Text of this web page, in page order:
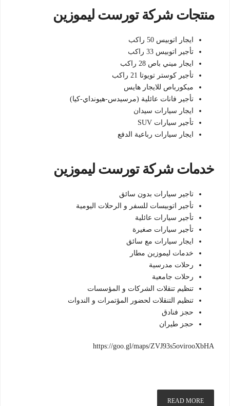
منتجات شركة تورست ليموزين
ايجار اتوبيس 50 راكب
تأجير اتوبيس 33 راكب
ايجار ميني باص 28 راكب
تأجير كوستر تويوتا 21 راكب
ميكورباص للايجار هايس
تأجير فانات عائلية (مرسيدس-هيونداي-كيا)
ايجار سيارات سيدان
تأجير سيارات SUV
ايجار سيارات رباعية الدفع
خدمات شركة تورست ليموزين
تاجير سيارات بدون سائق
تأجير اتوبيسات للسفر و الرحلات اليومية
تأجير سيارات عائلية
تأجير سيارات صغيرة
ايجار سيارات مع سائق
خدمات ليموزين مطار
رحلات مدرسية
رحلات جامعية
تنظيم تنقلات الشركات و المؤسسات
تنظيم التنقلات لحضور المؤتمرات و الندوات
حجز فنادق
حجز طيران
https://goo.gl/maps/ZVJ93s5ovirooXbHA
READ MORE